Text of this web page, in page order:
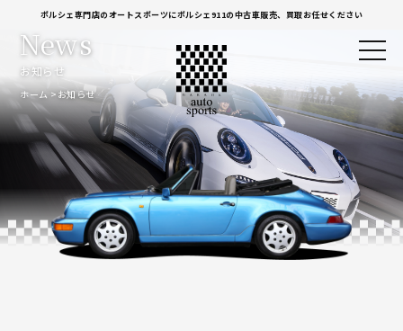
ポルシェ専門店のオートスポーツにポルシェ911の中古車販売、買取お任せください
お知らせ
News
ホーム お知らせ